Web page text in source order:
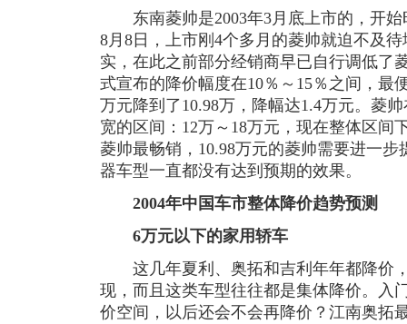
东南菱帅是2003年3月底上市的，开始
8月8日，上市刚4个多月的菱帅就迫不及
实，在此之前部分经销商早已自行调低了
式宣布的降价幅度在10％～15％之间，最
万元降到了10.98万，降幅达1.4万元。菱
宽的区间：12万～18万元，现在整体区间
菱帅最畅销，10.98万元的菱帅需要进一
器车型一直都没有达到预期的效果。
2004年中国车市整体降价趋势预测
6万元以下的家用轿车
这几年夏利、奥拓和吉利年年都降价
现，而且这类车型往往都是集体降价。入
价空间，以后还会不会再降价？江南奥拓